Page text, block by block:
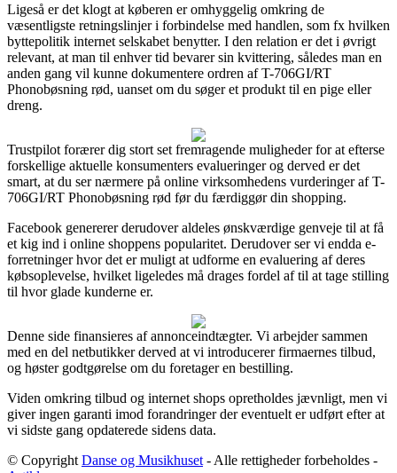
Ligeså er det klogt at køberen er omhyggelig omkring de
væsentligste retningslinjer i forbindelse med handlen, som fx hvilken
byttepolitik internet selskabet benytter. I den relation er det i øvrigt
relevant, at man til enhver tid bevarer sin kvittering, således man en
anden gang vil kunne dokumentere ordren af T-706GI/RT
Phonobøsning rød, uanset om du søger et produkt til en pige eller
dreng.
Trustpilot forærer dig stort set fremragende muligheder for at efterse
forskellige aktuelle konsumenters evalueringer og derved er det
smart, at du ser nærmere på online virksomhedens vurderinger af T-
706GI/RT Phonobøsning rød før du færdiggør din shopping.
Facebook genererer derudover aldeles ønskværdige genveje til at få
et kig ind i online shoppens popularitet. Derudover ser vi endda e-
forretninger hvor det er muligt at udforme en evaluering af deres
købsoplevelse, hvilket ligeledes må drages fordel af til at tage stilling
til hvor glade kunderne er.
Denne side finansieres af annonceindtægter. Vi arbejder sammen
med en del netbutikker derved at vi introducerer firmaernes tilbud,
og høster godtgørelse om du foretager en bestilling.
Viden omkring tilbud og internet shops opretholdes jævnligt, men vi
giver ingen garanti imod forandringer der eventuelt er udført efter at
vi sidste gang opdaterede sidens data.
© Copyright Danse og Musikhuset - Alle rettigheder forbeholdes -